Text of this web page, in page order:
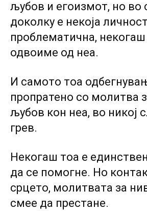
љубов и егоизмот, но во
доколку е некоја личност
проблематична,
одвоиме од неа.
И самото тоа
пропратено со молитва
љубов кон неа, во никој
грев.
Некогаш тоа е
да се помогне. Но
срцето, молитвата за
смее да престане.